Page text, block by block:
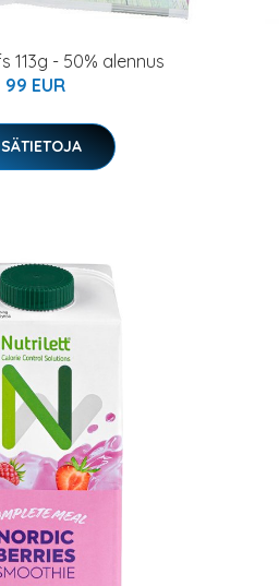
113g - 50% alennus
99 EUR